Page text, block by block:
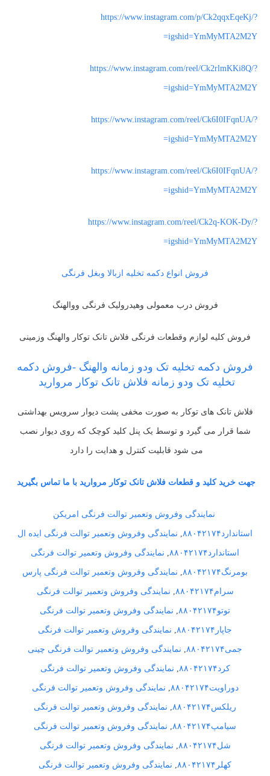
https://www.instagram.com/p/Ck2qqxEqeKj/?
igshid=YmMyMTA2M2Y=
https://www.instagram.com/reel/Ck2rlmKKi8Q/?
igshid=YmMyMTA2M2Y=
https://www.instagram.com/reel/Ck6I0IFqnUA/?
igshid=YmMyMTA2M2Y=
https://www.instagram.com/reel/Ck6I0IFqnUA/?
igshid=YmMyMTA2M2Y=
https://www.instagram.com/reel/Ck2q-KOK-Dy/?
igshid=YmMyMTA2M2Y=
فروش انواع دکمه تخلیه ازبالا وبغل فرنگی
فروش درب معمولی وهیدرولیک فرنگی ووالهنگ
فروش کلیه لوازم وقطعات فرنگی فلاش تانک توکار والهنگ وزمینی
فروش دکمه تخلیه تک ودو زمانه والهنگ -فروش دکمه
تخلیه تک ودو زمانه فلاش تانک توکار مروارید
فلاش تانک های توکار به صورت مخفی پشت دیوار سرویس بهداشتی
شما قرار می گیرد و توسط یک پنل کلید کوچک که روی دیوار نصب
می شود قابلیت کنترل و هدایت را دارد
جهت خرید کلید و قطعات فلاش تانک توکار مروارید با ما تماس بگیرید
نمایندگی وفروش وتعمیر توالت فرنگی امریکن
استاندارد۸۸۰۴۲۱۷۴ , نمایندگی وفروش وتعمیر توالت فرنگی ایده ال
استاندارد۸۸۰۴۲۱۷۴ , نمایندگی وفروش وتعمیر توالت فرنگی
بومرنگ۸۸۰۴۲۱۷۴ , نمایندگی وفروش وتعمیر توالت فرنگی پارس
سرام۸۸۰۴۲۱۷۴ , نمایندگی وفروش وتعمیر توالت فرنگی
توتو۸۸۰۴۲۱۷۴ , نمایندگی وفروش وتعمیر توالت فرنگی
جاپار۸۸۰۴۲۱۷۴ , نمایندگی وفروش وتعمیر توالت فرنگی
جمی۸۸۰۴۲۱۷۴ , نمایندگی وفروش وتعمیر توالت فرنگی چینی
کرد۸۸۰۴۲۱۷۴ , نمایندگی وفروش وتعمیر توالت فرنگی
دوراویت۸۸۰۴۲۱۷۴ , نمایندگی وفروش وتعمیر توالت فرنگی
ریلکس۸۸۰۴۲۱۷۴ , نمایندگی وفروش وتعمیر توالت فرنگی
سیامپ۸۸۰۴۲۱۷۴ , نمایندگی وفروش وتعمیر توالت فرنگی
شل۸۸۰۴۲۱۷۴ , نمایندگی وفروش وتعمیر توالت فرنگی
کهلر۸۸۰۴۲۱۷۴ , نمایندگی وفروش وتعمیر توالت فرنگی